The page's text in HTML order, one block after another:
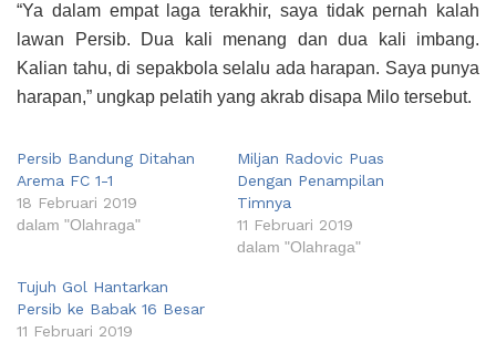
“Ya dalam empat laga terakhir, saya tidak pernah kalah
lawan Persib. Dua kali menang dan dua kali imbang.
Kalian tahu, di sepakbola selalu ada harapan. Saya punya
harapan,” ungkap pelatih yang akrab disapa Milo tersebut.
Persib Bandung Ditahan
Arema FC 1-1
18 Februari 2019
dalam "Olahraga"
Miljan Radovic Puas
Dengan Penampilan
Timnya
11 Februari 2019
dalam "Olahraga"
Tujuh Gol Hantarkan
Persib ke Babak 16 Besar
11 Februari 2019